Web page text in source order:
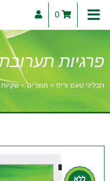
0
פרגיות
תבליני טעם וריח > מוצרים>שקיות